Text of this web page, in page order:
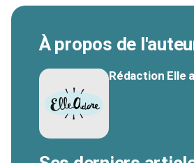
À propos de
Rédaction Elle